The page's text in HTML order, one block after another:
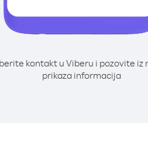
kontakt u Viberu i pozovite iz
prikaza informacija